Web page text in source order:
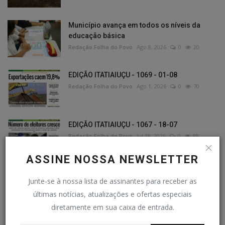
ASSINE NOSSA NEWSLETTER
Junte-se à nossa lista de assinantes para receber as
últimas notícias, atualizações e ofertas especiais
diretamente em sua caixa de entrada.
Município avança em todos os níveis da
educação básica
Redação Folha do Povo Ago 8, 2026 0 20
EDIÇÃO ITATIAIUÇU - 1069 - 01-08
Redação Folha do Povo Ago 1, 2026 0 70
EDIÇÃO ITATIAIUÇU - 1067 - 18-07
Redação Folha do Povo Jul 18, 2026 0 88
PUBLICAÇÕES ALEATÓRIAS
Geral